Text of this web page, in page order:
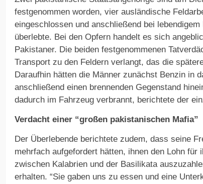
festgenommen worden, vier ausländische
eingeschlossen und anschließend bei
überlebte. Bei den Opfern handelt es sich
Pakistaner. Die beiden festgenommenen
Transport zu den Feldern verlangt, das die
Daraufhin hätten die Männer zunächst Benzin in
anschließend einen brennenden Gegenstand
dadurch im Fahrzeug verbrannt, berichtete der
Verdacht einer “großen pakistanischen Mafia”
Der Überlebende berichtete zudem, dass seine
mehrfach aufgefordert hätten, ihnen den Lohn für
zwischen Kalabrien und der Basilikata
erhalten. “Sie gaben uns zu essen und eine